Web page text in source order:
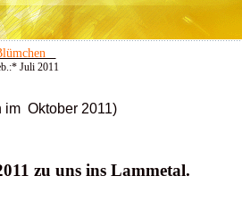
Juli 2011
im Oktober 2011)
zu uns ins Lammetal.